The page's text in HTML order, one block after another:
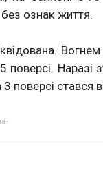
ознак життя.
Наразі
поверсі стався
-